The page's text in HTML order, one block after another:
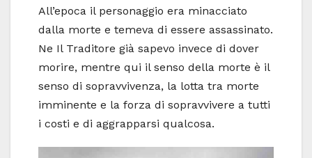
All’epoca il personaggio era minacciato
dalla morte e temeva di essere assassinato.
Ne Il Traditore già sapevo invece di dover
morire, mentre qui il senso della morte è il
senso di sopravvivenza, la lotta tra morte
imminente e la forza di sopravvivere a tutti
i costi e di aggrapparsi qualcosa.